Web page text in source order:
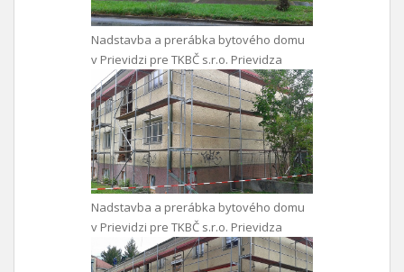
Nadstavba a prerábka bytového domu
v Prievidzi pre TKBČ s.r.o. Prievidza
Nadstavba a prerábka bytového domu
v Prievidzi pre TKBČ s.r.o. Prievidza